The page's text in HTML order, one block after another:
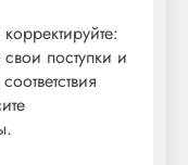
поступки и